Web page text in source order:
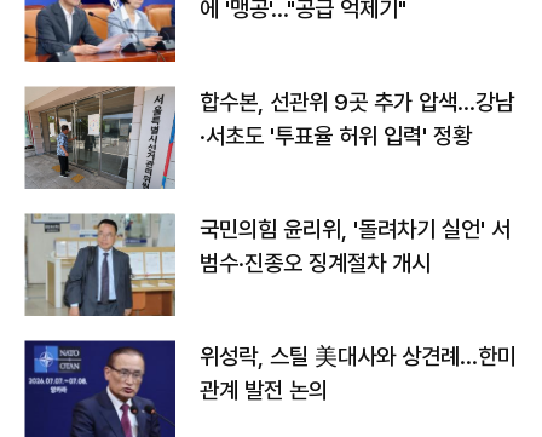
에 '맹공'…"공급 억제기"
합수본, 선관위 9곳 추가 압색…강남
·서초도 '투표율 허위 입력' 정황
국민의힘 윤리위, '돌려차기 실언' 서
범수·진종오 징계절차 개시
위성락, 스틸 美대사와 상견례…한미
관계 발전 논의